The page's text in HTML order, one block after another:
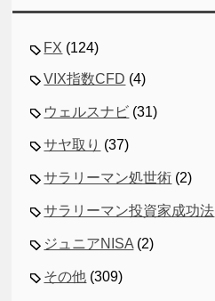
FX (124)
VIX指数CFD (4)
ウェルスナビ (31)
サヤ取り (37)
サラリーマン処世術 (2)
サラリーマン投資家成功法
ジュニアNISA (2)
その他 (309)